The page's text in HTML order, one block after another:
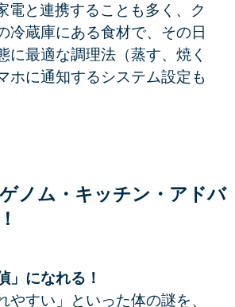
電と連携することも多く、ク
冷蔵庫にある食材で、その日
に最適な調理法（蒸す、焼く
ホに通知するシステム設定も
ノム・キッチン・アドバ
」になれる！
やすい」といった体の謎を、